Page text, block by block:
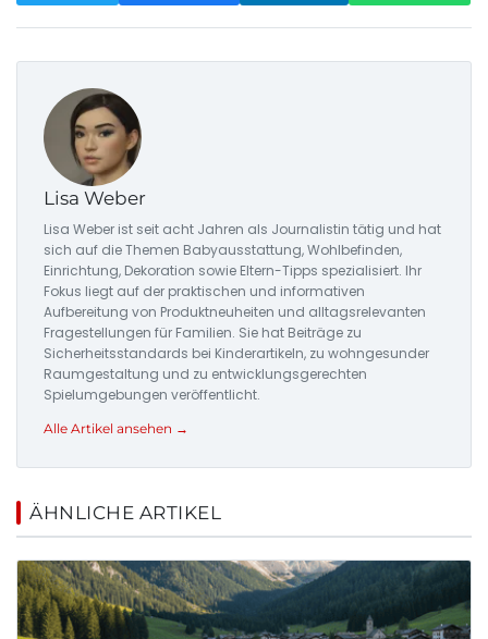
Lisa Weber
Lisa Weber ist seit acht Jahren als Journalistin tätig und hat
sich auf die Themen Babyausstattung, Wohlbefinden,
Einrichtung, Dekoration sowie Eltern-Tipps spezialisiert. Ihr
Fokus liegt auf der praktischen und informativen
Aufbereitung von Produktneuheiten und alltagsrelevanten
Fragestellungen für Familien. Sie hat Beiträge zu
Sicherheitsstandards bei Kinderartikeln, zu wohngesunder
Raumgestaltung und zu entwicklungsgerechten
Spielumgebungen veröffentlicht.
Alle Artikel ansehen →
ÄHNLICHE ARTIKEL